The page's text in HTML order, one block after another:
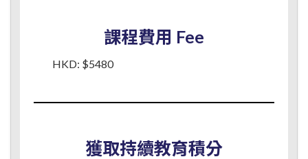
課程費用 Fee
HKD: $5480
獲取持續教育積分